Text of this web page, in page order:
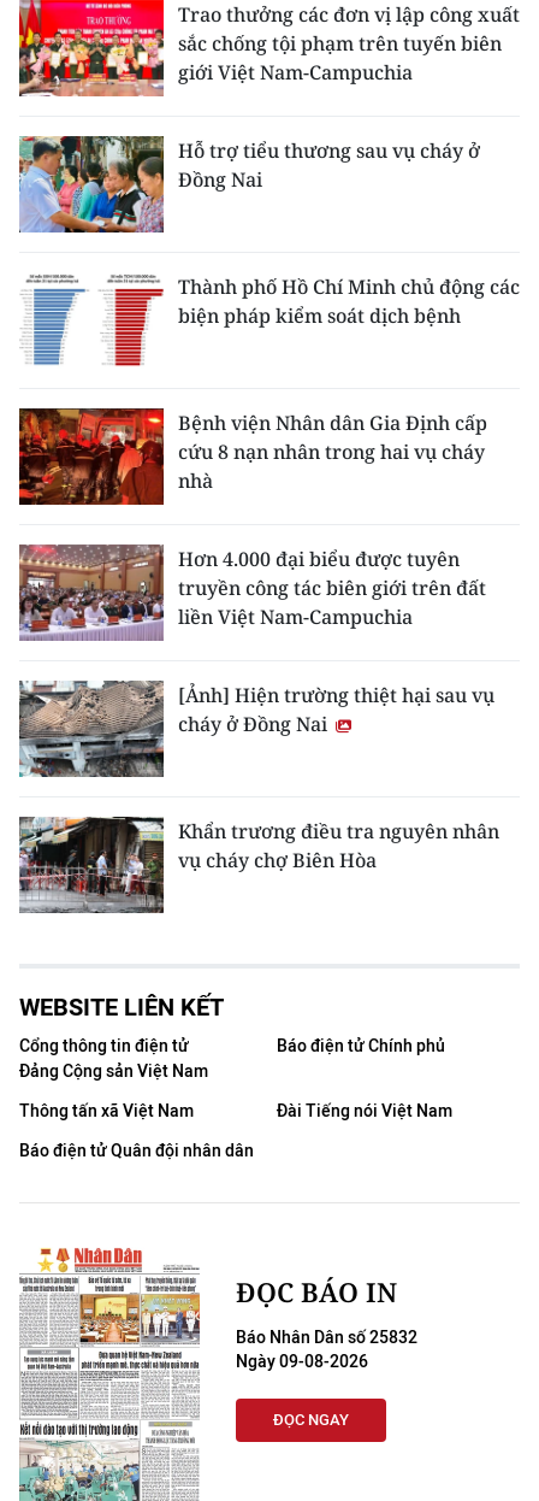
Trao thưởng các đơn vị lập công xuất
sắc chống tội phạm trên tuyến biên
giới Việt Nam-Campuchia
Hỗ trợ tiểu thương sau vụ cháy ở
Đồng Nai
Thành phố Hồ Chí Minh chủ động các
biện pháp kiểm soát dịch bệnh
Bệnh viện Nhân dân Gia Định cấp
cứu 8 nạn nhân trong hai vụ cháy
nhà
Hơn 4.000 đại biểu được tuyên
truyền công tác biên giới trên đất
liền Việt Nam-Campuchia
[Ảnh] Hiện trường thiệt hại sau vụ
cháy ở Đồng Nai
Khẩn trương điều tra nguyên nhân
vụ cháy chợ Biên Hòa
WEBSITE LIÊN KẾT
Cổng thông tin điện tử
Đảng Cộng sản Việt Nam
Báo điện tử Chính phủ
Thông tấn xã Việt Nam
Đài Tiếng nói Việt Nam
Báo điện tử Quân đội nhân dân
ĐỌC BÁO IN
Báo Nhân Dân số 25832
Ngày 09-08-2026
ĐỌC NGAY